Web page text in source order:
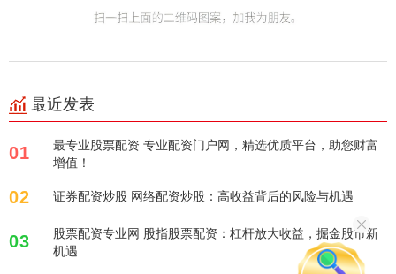
最近发表
01
最专业股票配资 专业配资门户网，精选优质平台，助您财富
增值！
02 证券配资炒股 网络配资炒股：高收益背后的风险与机遇
03
股票配资专业网 股指股票配资：杠杆放大收益，掘金股市新
机遇